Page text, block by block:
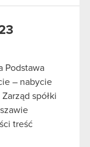
Podstawa
– nabycie
spółki
treść